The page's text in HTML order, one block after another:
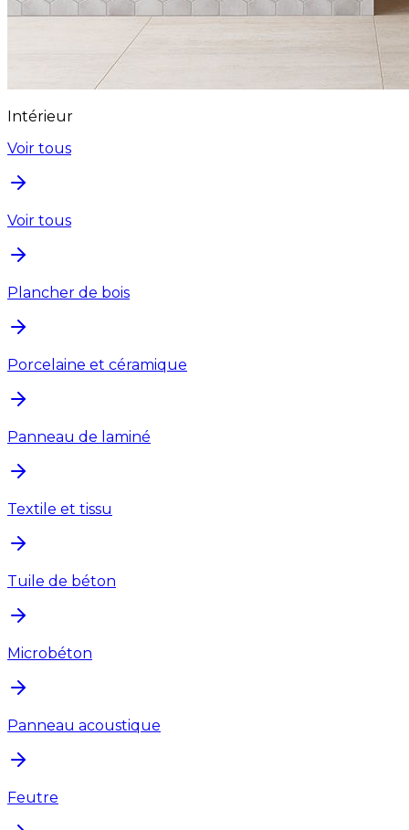
Intérieur
Voir tous
Voir tous
Plancher de bois
Porcelaine et céramique
Panneau de laminé
Textile et tissu
Tuile de béton
Microbéton
Panneau acoustique
Feutre